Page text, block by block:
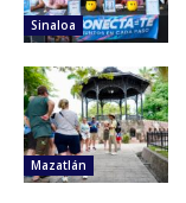
Sinaloa
Mazatlán